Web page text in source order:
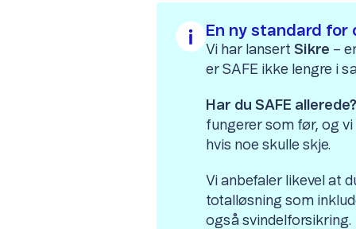
En ny standard for
Vi har lansert Sikre –
er SAFE ikke lengre i
Har du SAFE allerede?
fungerer som før, og
hvis noe skulle skje.
Vi anbefaler likevel at
totalløsning som
også svindelforsikring.